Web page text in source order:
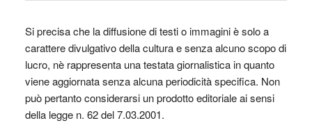
Si precisa che la diffusione di testi o immagini è solo a
carattere divulgativo della cultura e senza alcuno scopo di
lucro, nè rappresenta una testata giornalistica in quanto
viene aggiornata senza alcuna periodicità specifica. Non
può pertanto considerarsi un prodotto editoriale ai sensi
della legge n. 62 del 7.03.2001.